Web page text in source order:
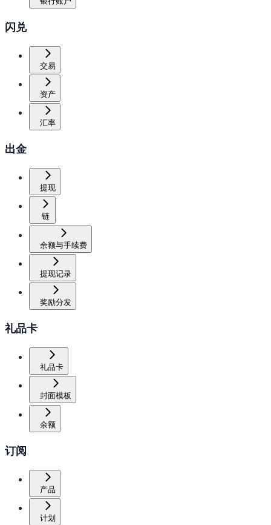
闪兑
交易
资产
汇率
出金
提现
链
余额与手续费
提现记录
奖励分发
礼品卡
礼品卡
封面模板
余额
订阅
产品
计划